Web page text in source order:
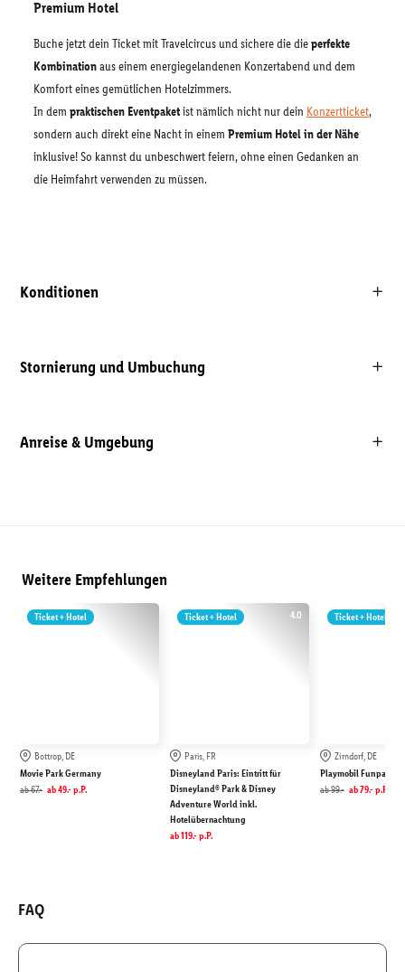
Premium Hotel
Buche jetzt dein Ticket mit Travelcircus und sichere die dieperfekte
Kombinationaus einem energiegelandenen Konzertabend und dem
Komfort eines gemütlichen Hotelzimmers.
In dem praktischen Eventpaketist nämlich nicht nur dein Konzertticket,
sondern auch direkt eine Nacht in einem Premium Hotel in der Nähe
inklusive! So kannst du unbeschwert feiern, ohne einen Gedanken an
die Heimfahrt verwenden zu müssen.
Konditionen
Stornierung und Umbuchung
Anreise & Umgebung
Weitere Empfehlungen
Ticket + Hotel
Bottrop, DE
Movie Park Germany
ab67.- ab49.- p.P.
4.0
Ticket + Hotel
Paris, FR
Disneyland Paris: Eintritt für
Disneyland® Park & Disney
Adventure World inkl.
Hotelübernachtung
ab119.- p.P.
Ticket + Hotel
Zirndorf, DE
Playmobil Funpark
ab99.- ab79.- p.P.
FAQ